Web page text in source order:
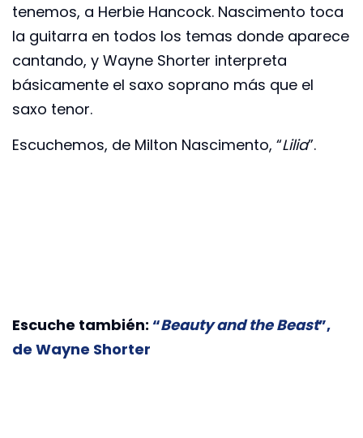
tenemos, a Herbie Hancock. Nascimento toca
la guitarra en todos los temas donde aparece
cantando, y Wayne Shorter interpreta
básicamente el saxo soprano más que el
saxo tenor.
Escuchemos, de Milton Nascimento, “Lilia”.
Escuche también: “Beauty and the Beast”,
de Wayne Shorter